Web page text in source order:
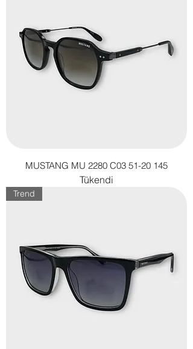
MUSTANG MU 2280 C03 51-20 145
Tükendi
Trend